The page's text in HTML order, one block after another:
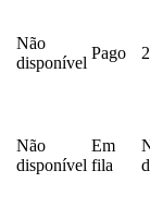
Não
disponível
Pago
Não
disponível
Em
fila